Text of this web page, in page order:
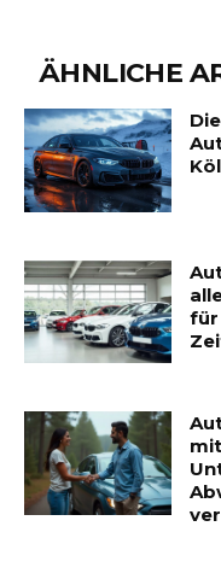
ÄHNLICHE
für